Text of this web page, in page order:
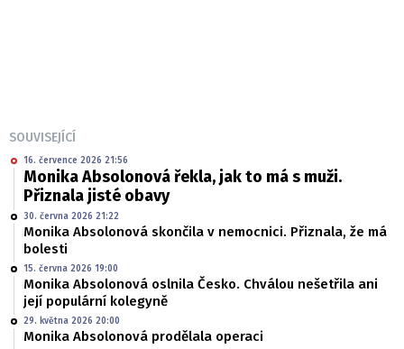
SOUVISEJÍCÍ
16. července 2026 21:56
Monika Absolonová řekla, jak to má s muži.
Přiznala jisté obavy
30. června 2026 21:22
Monika Absolonová skončila v nemocnici. Přiznala, že má
bolesti
15. června 2026 19:00
Monika Absolonová oslnila Česko. Chválou nešetřila ani
její populární kolegyně
29. května 2026 20:00
Monika Absolonová prodělala operaci